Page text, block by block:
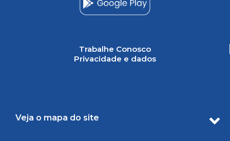
Trabalhe Conosco
Privacidade e dados
Veja o mapa do site